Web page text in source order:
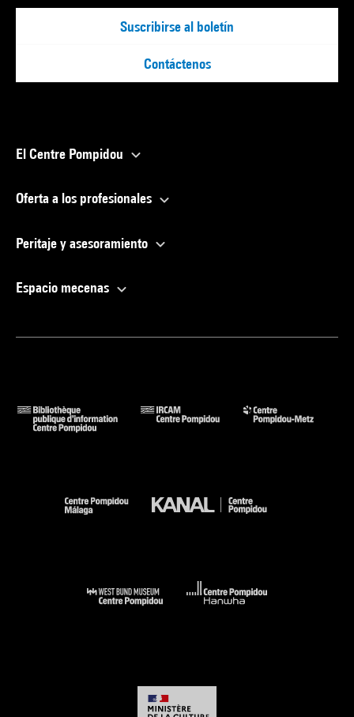
Suscribirse al boletín
Contáctenos
El Centre Pompidou
Oferta a los profesionales
Peritaje y asesoramiento
Espacio mecenas